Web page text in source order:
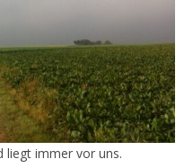
liegt immer vor uns.